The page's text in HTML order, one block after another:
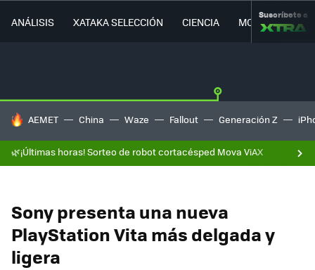
ANÁLISIS XATAKA SELECCIÓN CIENCIA MOVILIDAD
Suscríbete a
HOY SE HABLA DE
AEMET China Waze Fallout Generación Z
🌿¡Últimas horas! Sorteo de robot cortacésped Mova ViAX
Sony presenta una nueva
PlayStation Vita más delgada y
ligera